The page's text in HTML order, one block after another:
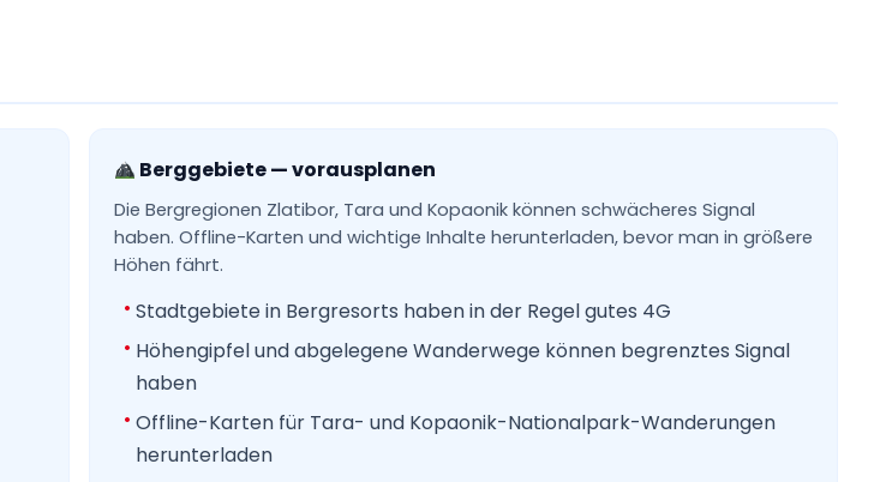
Berggebiete — vorausplanen
Die Bergregionen Zlatibor, Tara und Kopaonik können schwächeres Signal
haben. Offline-Karten und wichtige Inhalte herunterladen, bevor man in größere
Höhen fährt.
Stadtgebiete in Bergresorts haben in der Regel gutes 4G
Höhengipfel und abgelegene Wanderwege können begrenztes Signal
haben
Offline-Karten für Tara- und Kopaonik-Nationalpark-Wanderungen
herunterladen